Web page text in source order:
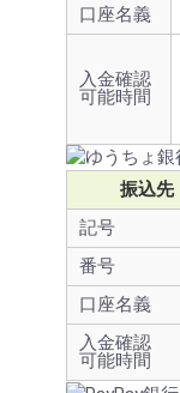
口座名義
入金確認
可能時間
振込先
記号
番号
口座名義
入金確認
可能時間